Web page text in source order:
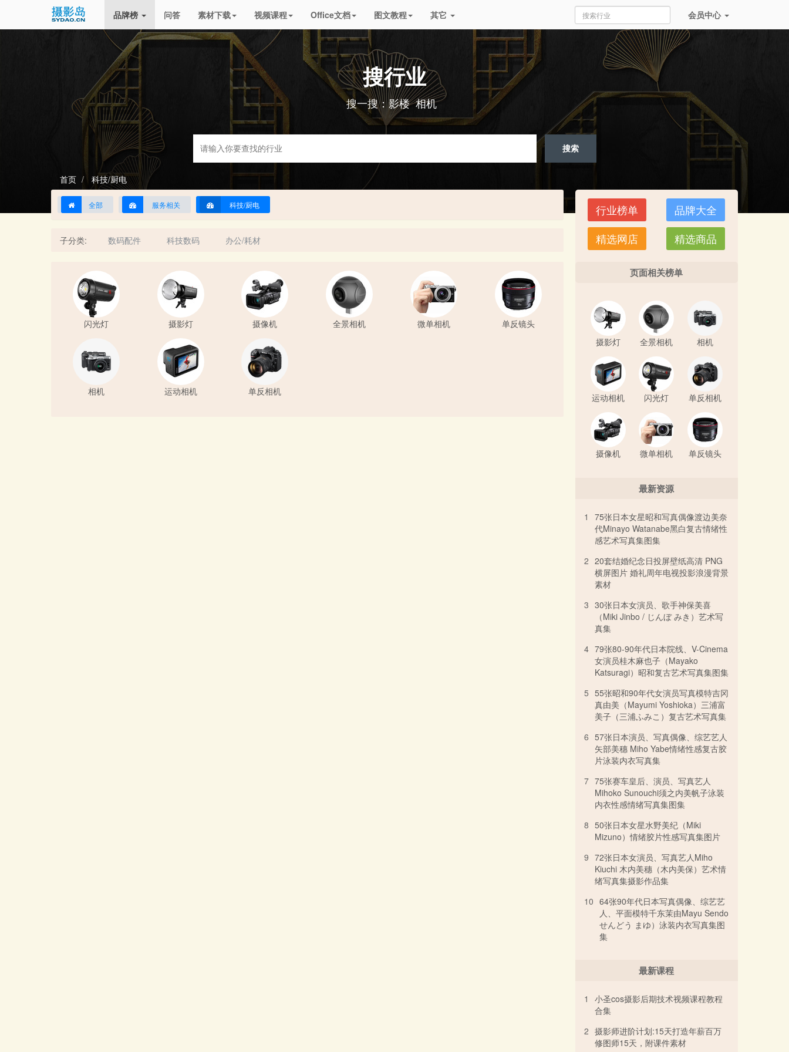
品牌榜 问答 素材下载 视频课程 Office文档 图文教程 其它 会员中心
搜行业
搜一搜：影楼 相机
搜索
首页 科技/厨电
全部 服务相关 科技/厨电
子分类: 数码配件 科技数码 办公/耗材
闪光灯 摄影灯 摄像机 全景相机 微单相机 单反镜头
相机 运动相机 单反相机
行业榜单
品牌大全
精选网店
精选商品
页面相关榜单
摄影灯 全景相机 相机
运动相机 闪光灯 单反相机
摄像机 微单相机 单反镜头
最新资源
1
75张日本女星昭和写真偶像渡边美奈
代Minayo Watanabe黑白复古情绪性
感艺术写真集图集
2 20套结婚纪念日投屏壁纸高清 PNG
横屏图片 婚礼周年电视投影浪漫背景
素材
3 30张日本女演员、歌手神保美喜
（Miki Jinbo / じんぼ みき）艺术写
真集
4 79张80-90年代日本院线、V-Cinema
女演员桂木麻也子（Mayako
Katsuragi）昭和复古艺术写真集图集
5 55张昭和90年代女演员写真模特吉冈
真由美（Mayumi Yoshioka）三浦富
美子（三浦ふみこ）复古艺术写真集
6 57张日本演员、写真偶像、综艺艺人
矢部美穗 Miho Yabe情绪性感复古胶
片泳装内衣写真集
7 75张赛车皇后、演员、写真艺人
Mihoko Sunouchi须之内美帆子泳装
内衣性感情绪写真集图集
8 50张日本女星水野美纪（Miki
Mizuno）情绪胶片性感写真集图片
9 72张日本女演员、写真艺人Miho
Kiuchi 木内美穗（木内美保）艺术情
绪写真集摄影作品集
10 64张90年代日本写真偶像、综艺艺
人、平面模特千东茉由Mayu Sendo
せんどう まゆ）泳装内衣写真集图
集
最新课程
1
小圣cos摄影后期技术视频课程教程
合集
2 摄影师进阶计划:15天打造年薪百万
修图师15天，附课件素材